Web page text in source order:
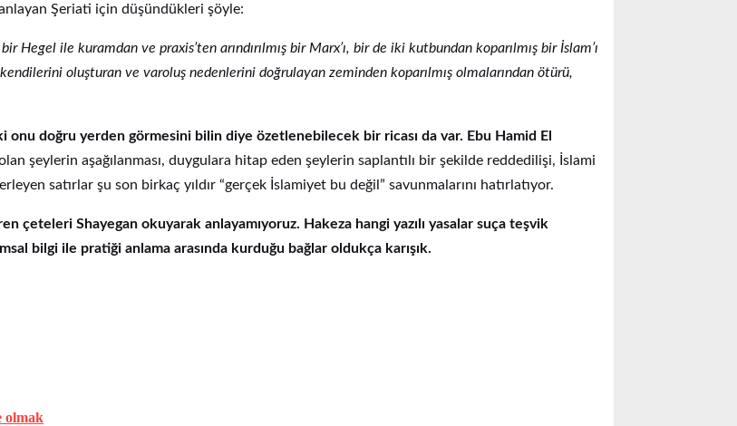
Şeriati için düşündükleri şöyle:
ile kuramdan ve praxis’ten arındırılmış bir Marx’ı, bir de iki kutbundan koparılmış bir İslam’ı
oluşturan ve varoluş nedenlerini doğrulayan zeminden koparılmış olmalarından ötürü,
onu doğru yerden görmesini bilin diye özetlenebilecek bir ricası da var. Ebu Hamid El
şeylerin aşağılanması, duygulara hitap eden şeylerin saplantılı bir şekilde reddedilişi, İslami
satırlar şu son birkaç yıldır “gerçek İslamiyet bu değil” savunmalarını hatırlatıyor.
çeteleri Shayegan okuyarak anlayamıyoruz. Hakeza hangi yazılı yasalar suça teşvik
bilgi ile pratiği anlama arasında kurduğu bağlar oldukça karışık.
olmak